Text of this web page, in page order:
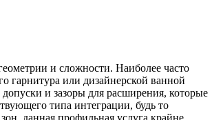
и сложности. Наиболее часто
гарнитура или дизайнерской ванной
и зазоры для расширения, которые
типа интеграции, будь то
данная профильная услуга крайне